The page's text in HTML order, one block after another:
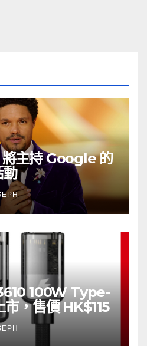
主持 Google 的
動
100W Type-
，售價 HK$115